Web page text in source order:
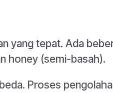
yang tepat. Ada
honey (semi-basah).
Proses